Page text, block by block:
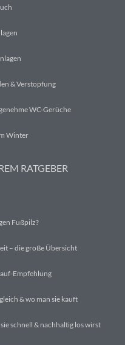
& Verstopfung
WC-Gerüche
Winter
RATGEBER
Fußpilz?
– die große Übersicht
Empfehlung
& wo man sie kauft
schnell & nachhaltig los wirst